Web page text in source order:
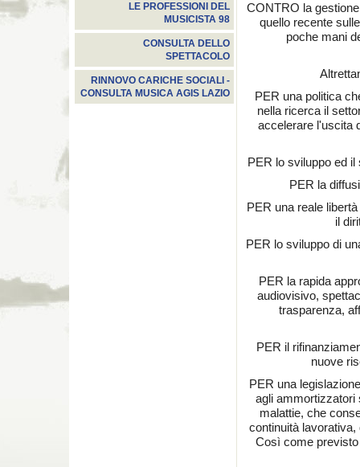
LE PROFESSIONI DEL
MUSICISTA 98
CONSULTA DELLO
SPETTACOLO
RINNOVO CARICHE SOCIALI -
CONSULTA MUSICA AGIS LAZIO
CONTRO la
quello recente
poche mani
PER una politica
nella ricerca il
accelerare l'uscita
PER lo sviluppo ed
PER la
PER una reale
il
PER lo sviluppo di
PER la rapida
audiovisivo,
trasparenza,
PER il
nuove
PER una
agli ammortizzatori
malattie, che
continuità lavorativa,
Così come